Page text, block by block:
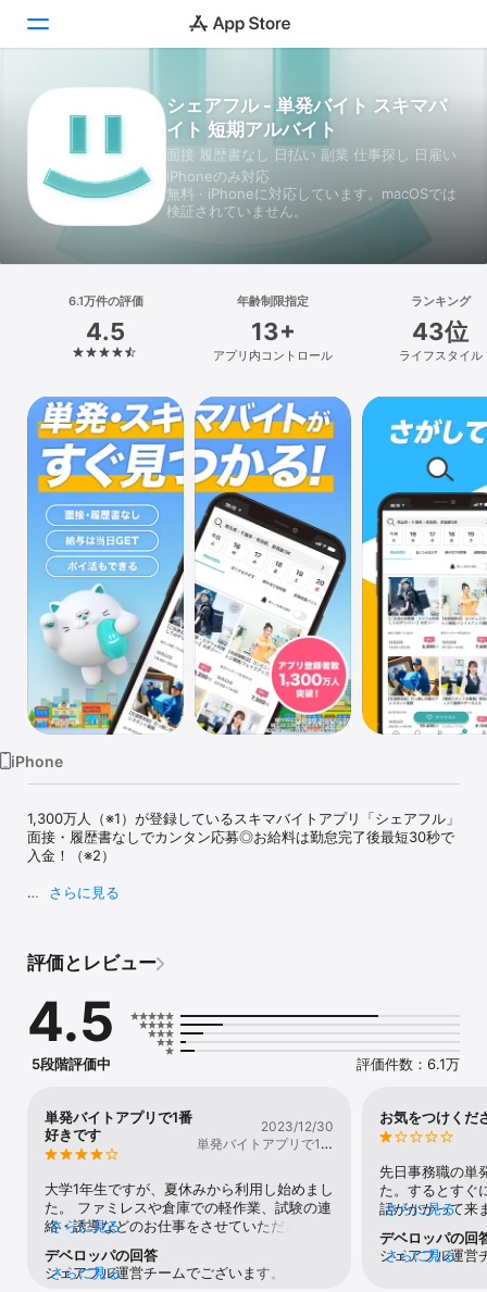
ゲーム
アプリ
検索
プラットフォーム
iPhone
iPad
Mac
Vision
Watch
TV
シェアフル - 単発バイト スキマバ
イト 短期アルバイト
面接 履歴書なし 日払い 副業 仕事探し 日雇い
iPhoneのみ対応
無料 · iPhoneに対応しています。macOSでは
検証されていません。
6.1万件の評価
4.5
年齢制限指定
13+
アプリ内コントロール
ランキング
43位
ライフスタイル
iPhone
1,300万人（※1）が登録しているスキマバイトアプリ「シェアフル」
面接・履歴書なしでカンタン応募◎お給料は勤怠完了後最短30秒で
入金！（※2）
面接・履歴書なしで、好きな時間にはたらける！
●最短30秒で振り込み
日払い・即払いも対応しているので、急な金欠でも安心！
●豊富な職種から選べる
オフィスワークや試験監督、モニターバイト、販売、飲食、軽作業
さん◎
●企業のレビューが確認できる
初めて働く企業でも安心！応募前にリアルな声をチェックできる
●シェアフルユーザー限定で応募できるレアバイトも◎
思わず挑戦してみたくなる“想像を超えた特別なアルバイト”を体験
過去にはメディアでも話題になった「時給1万円・始球式で1球投げ
るだけ」バイトも！
さらに見る
評価とレビュー
4.5
5段階評価中 評価件数：6.1万
単発バイトアプリで1番
好きです
2023/12/30
単発バイトアプリで1番
大学1年生ですが、夏休みから利用し始めまし
た。 ファミレスや倉庫での軽作業、試験の連
絡・誘導などのお仕事をさせていただきまし
た。 個人的には毎回の新しい環境、新しいお
仕事にとても新鮮な気持ちで挑めて楽しかっ
たです。 他のアプリだと単発というより短期
さらに見る
デベロッパの回答
シェアフル運営チームでございます。 この度
さらに見る
お気をつけくだ
先日事務職の単
た。するとすぐ
話がかかって来
する役員から
ませんがよろし
な仕事が依頼さ
さらに見る
デベロッパの回
シェアフル運営
さらに見る